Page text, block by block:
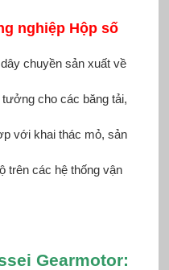
nghiệp Hộp số
chuyền sản xuất về
tưởng cho các băng tải,
với khai thác mỏ, sản
trên các hệ thống vận
Gearmotor: